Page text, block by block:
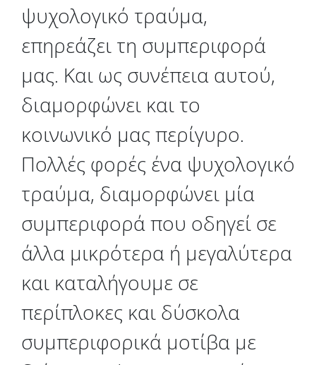
ψυχολογικό τραύμα,
επηρεάζει τη συμπεριφορά
μας. Και ως συνέπεια αυτού,
διαμορφώνει και το
κοινωνικό μας περίγυρο.
Πολλές φορές ένα ψυχολογικό
τραύμα, διαμορφώνει μία
συμπεριφορά που οδηγεί σε
άλλα μικρότερα ή μεγαλύτερα
και καταλήγουμε σε
περίπλοκες και δύσκολα
συμπεριφορικά μοτίβα με